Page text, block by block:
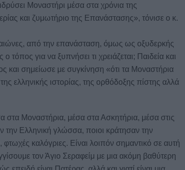
Μοναστήρι μέσα στα χρόνια της
και ζυμωτήριο της Επανάστασης», τόνισε ο κ.
από την επανάσταση, όμως ως οξυδερκής
τόπος για να ξυπνήσει τι χρειάζεται; Παιδεία και
και σημείωσε με συγκίνηση «ότι τα Μοναστήρια
ελληνικής ιστορίας, της ορθόδοξης πίστης αλλά
Μοναστήρια, μέσα στα Ασκητήρια, μέσα στις
την Ελληνική γλώσσα, ποιοι κράτησαν την
καλόγριες. Είναι λοιπόν σημαντικό σε αυτή
τον Άγιο Σεραφείμ με μια ακόμη βαθύτερη